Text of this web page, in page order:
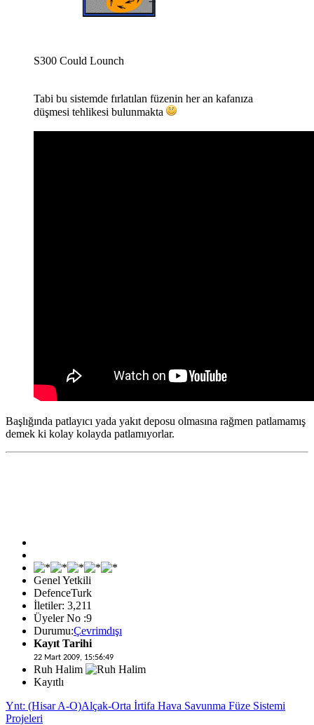
S300 Could Lounch
Tabi bu sistemde fırlatılan füzenin her an kafanıza
düşmesi tehlikesi bulunmakta
Başlığında patlayıcı yada yakıt deposu olmasına rağmen patlamamış
demek ki kolay kolayda patlamıyorlar.
Genel Yetkili
DefenceTurk
İletiler: 3,211
Üyeler No :9
Durumu:Çevrimdışı
Kayıt Tarihi
22 Mart 2009, 15:56:49
Ruh Halim
Kayıtlı
Ynt: (Hisar A-O)Alçak-Orta İrtifa Hava Savunma Füze Sistemi
Projeleri